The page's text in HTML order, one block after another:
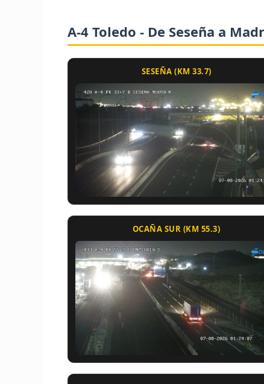
A-4 Toledo - De Seseña a
SESEÑA (KM 33.7)
OCAÑA SUR (KM 55.3)